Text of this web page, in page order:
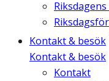
Kontakt & besök
Kontakt & besök
Kontakt